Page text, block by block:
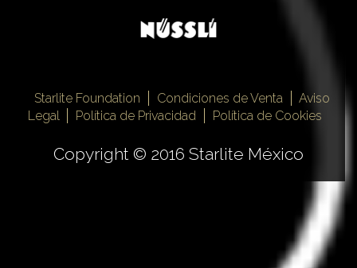
Starlite Foundation Condiciones de Venta
Aviso
Legal
Política de Privacidad Política de Cookies
Copyright © 2016 Starlite México